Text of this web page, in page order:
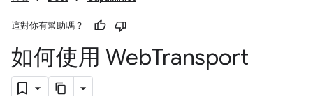
這對你有幫助嗎？
如何使用 WebTransport